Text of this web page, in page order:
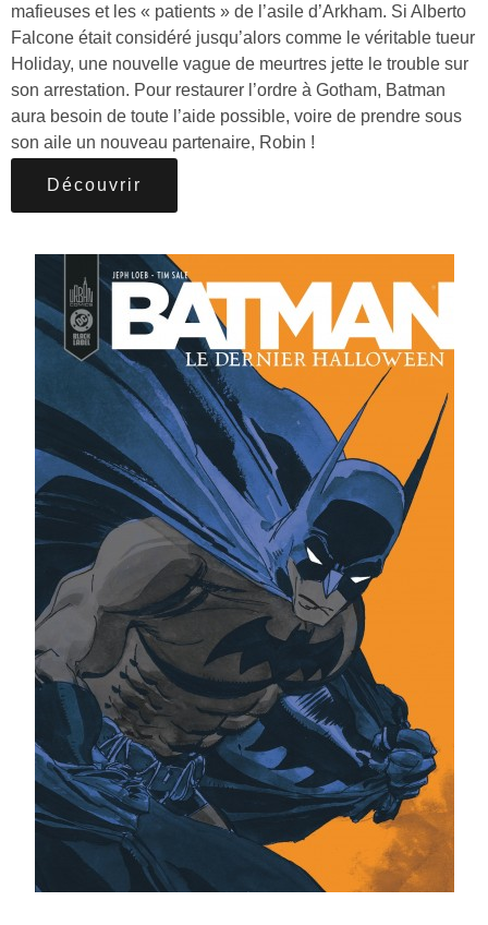
mafieuses et les « patients » de l’asile d’Arkham. Si Alberto
Falcone était considéré jusqu’alors comme le véritable tueur
Holiday, une nouvelle vague de meurtres jette le trouble sur
son arrestation. Pour restaurer l’ordre à Gotham, Batman
aura besoin de toute l’aide possible, voire de prendre sous
son aile un nouveau partenaire, Robin !
Découvrir